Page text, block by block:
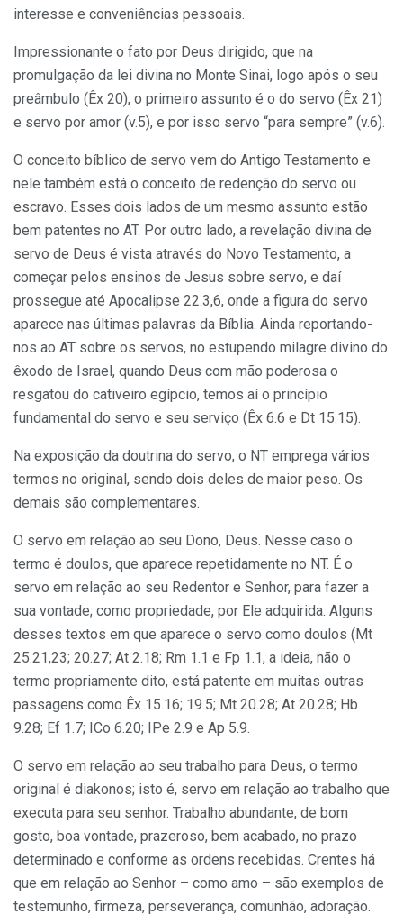
interesse e conveniências pessoais.
Impressionante o fato por Deus dirigido, que na
promulgação da lei divina no Monte Sinai, logo após o seu
preâmbulo (Êx 20), o primeiro assunto é o do servo (Êx 21)
e servo por amor (v.5), e por isso servo “para sempre” (v.6).
O conceito bíblico de servo vem do Antigo Testamento e
nele também está o conceito de redenção do servo ou
escravo. Esses dois lados de um mesmo assunto estão
bem patentes no AT. Por outro lado, a revelação divina de
servo de Deus é vista através do Novo Testamento, a
começar pelos ensinos de Jesus sobre servo, e daí
prossegue até Apocalipse 22.3,6, onde a figura do servo
aparece nas últimas palavras da Bíblia. Ainda reportando-
nos ao AT sobre os servos, no estupendo milagre divino do
êxodo de Israel, quando Deus com mão poderosa o
resgatou do cativeiro egípcio, temos aí o princípio
fundamental do servo e seu serviço (Êx 6.6 e Dt 15.15).
Na exposição da doutrina do servo, o NT emprega vários
termos no original, sendo dois deles de maior peso. Os
demais são complementares.
O servo em relação ao seu Dono, Deus. Nesse caso o
termo é doulos, que aparece repetidamente no NT. É o
servo em relação ao seu Redentor e Senhor, para fazer a
sua vontade; como propriedade, por Ele adquirida. Alguns
desses textos em que aparece o servo como doulos (Mt
25.21,23; 20.27; At 2.18; Rm 1.1 e Fp 1.1, a ideia, não o
termo propriamente dito, está patente em muitas outras
passagens como Êx 15.16; 19.5; Mt 20.28; At 20.28; Hb
9.28; Ef 1.7; ICo 6.20; IPe 2.9 e Ap 5.9.
O servo em relação ao seu trabalho para Deus, o termo
original é diakonos; isto é, servo em relação ao trabalho que
executa para seu senhor. Trabalho abundante, de bom
gosto, boa vontade, prazeroso, bem acabado, no prazo
determinado e conforme as ordens recebidas. Crentes há
que em relação ao Senhor – como amo – são exemplos de
testemunho, firmeza, perseverança, comunhão, adoração.